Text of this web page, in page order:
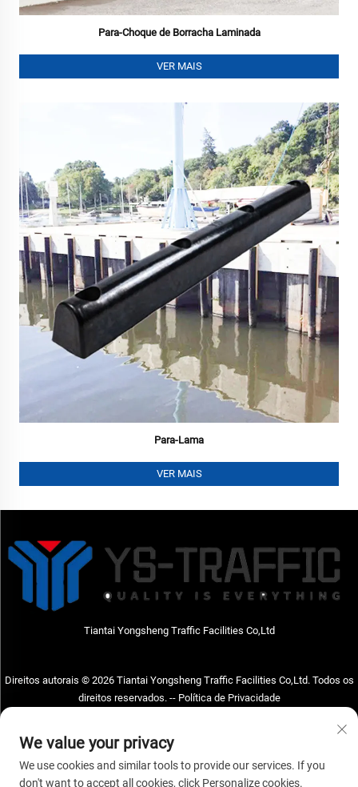
Para-Choque de Borracha Laminada
VER MAIS
Para-Lama
VER MAIS
Tiantai Yongsheng Traffic Facilities Co,Ltd
Direitos autorais © 2026 Tiantai Yongsheng Traffic Facilities Co,Ltd. Todos os
direitos reservados. -- Política de Privacidade
Address: Tiantai Yongsheng Traffic Facilities Co,Ltd Endereço; Nº73, Rua
Hongchou Oeste, cidade de Hongchou, condado de Tiantai, cidade de Taizhou,
We value your privacy
We use cookies and similar tools to provide our services. If you
don't want to accept all cookies, click Personalize cookies.